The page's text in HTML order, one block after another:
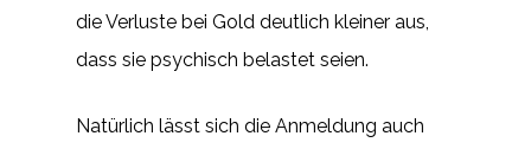
die Verluste bei Gold deutlich kleiner aus,
dass sie psychisch belastet seien.
Natürlich lässt sich die Anmeldung auch